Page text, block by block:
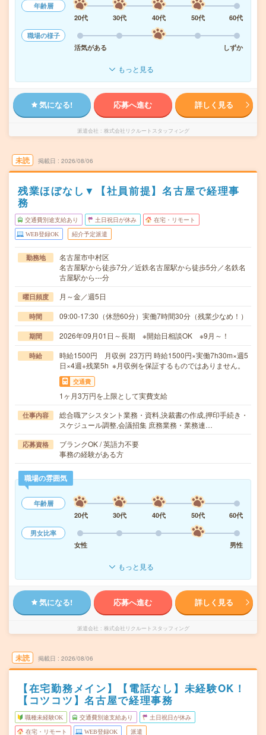
年齢層
20代
30代 40代 50代
60代
職場の様子
活気がある
しずか
もっと見る
気になる! 応募へ進む 詳しく見る
派遣会社 株式会社リクルートスタッフィング
未読 掲載日 2026/08/06
残業ほぼなし▼【社員前提】名古屋で経理事
務
交通費別途支給あり 土日祝日が休み 在宅・リモート
WEB登録OK 紹介予定派遣
勤務地
名古屋市中村区
名古屋駅から徒歩7分／近鉄名古屋駅から徒歩5分／名鉄名
古屋駅から---分
曜日頻度 月～金／週5日
時間 09:00-17:30（休憩60分）実働7時間30分（残業少なめ！）
期間 2026年09月01日～長期 ※開始日相談OK ※9月～！
時給
時給1500円 月収例 23万円 時給1500円×実働7h30m×週5
日×4週+残業5h ※月収例を保証するものではありません。
交通費
1ヶ月3万円を上限として実費支給
仕事内容
総合職アシスタント業務・資料,決裁書の作成,押印手続き・
スケジュール調整,会議招集 庶務業務・業務連…
応募資格
ブランクOK / 英語力不要
事務の経験がある方
職場の雰囲気
年齢層
20代
30代 40代 50代
60代
男女比率
女性
男性
もっと見る
気になる! 応募へ進む 詳しく見る
派遣会社 株式会社リクルートスタッフィング
未読 掲載日 2026/08/06
【在宅勤務メイン】【電話なし】未経験OK！
【コツコツ】名古屋で経理事務
職種未経験OK 交通費別途支給あり 土日祝日が休み
在宅・リモート WEB登録OK 派遣